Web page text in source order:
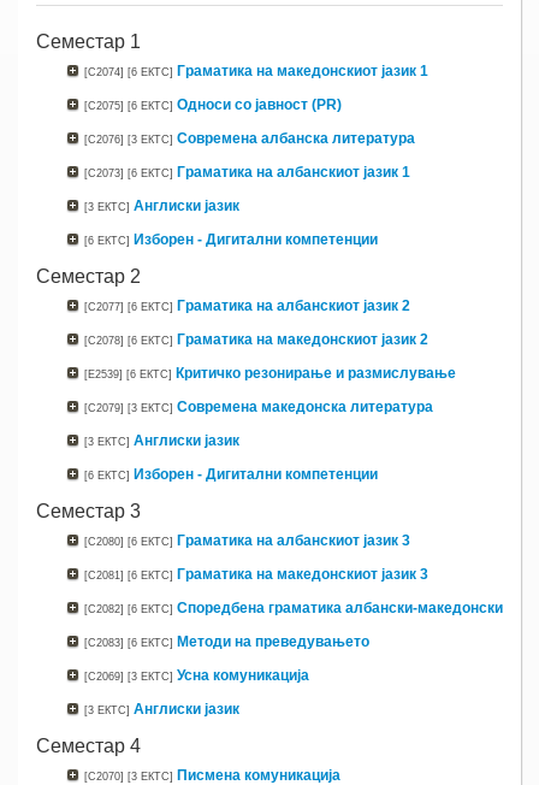
Семестар 1
[C2074] [6 ЕКТС] Граматика на македонскиот јазик 1
[C2075] [6 ЕКТС] Односи со јавност (PR)
[C2076] [3 ЕКТС] Современа албанска литература
[C2073] [6 ЕКТС] Граматика на албанскиот јазик 1
[3 ЕКТС] Англиски јазик
[6 ЕКТС] Изборен - Дигитални компетенции
Семестар 2
[C2077] [6 ЕКТС] Граматика на албанскиот јазик 2
[C2078] [6 ЕКТС] Граматика на македонскиот јазик 2
[E2539] [6 ЕКТС] Критичко резонирање и размислување
[C2079] [3 ЕКТС] Современа македонска литература
[3 ЕКТС] Англиски јазик
[6 ЕКТС] Изборен - Дигитални компетенции
Семестар 3
[C2080] [6 ЕКТС] Граматика на албанскиот јазик 3
[C2081] [6 ЕКТС] Граматика на македонскиот јазик 3
[C2082] [6 ЕКТС] Споредбена граматика албански-македонски
[C2083] [6 ЕКТС] Методи на преведувањето
[C2069] [3 ЕКТС] Усна комуникација
[3 ЕКТС] Англиски јазик
Семестар 4
[C2070] [3 ЕКТС] Писмена комуникација